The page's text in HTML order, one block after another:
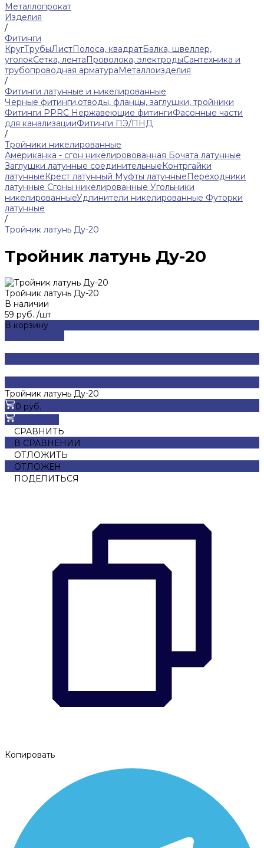
Металлопрокат
Изделия
/
Фитинги
КругТрубыЛистПолоса, квадратБалка, швеллер,
уголокСетка, лентаПроволока, электродыСантехника и
трубопроводная арматураМеталлоизделия
/
Фитинги латунные и никелированные
Черные фитинги,отводы, фланцы, заглушки, тройники
Фитинги PPRC Нержавеющие фитингиФасонные части
для канализацииФитинги ПЭ/ПНД
/
Тройники никелированные
Американка - сгон никелировованная Бочата латунные
Заглушки латунные соединительныеКонтргайки
латунныеКрест латунный Муфты латунныеПереходники
латунные Сгоны никелированные Угольники
никелированныеУдлинители никелированные Футорки
латунные
/
Тройник латунь Ду-20
Тройник латунь Ду-20
Тройник латунь Ду-20
В наличии
59 руб. /шт
В корзину
Тройник латунь Ду-20
0 руб.
СРАВНИТЬ
В СРАВНЕНИИ
ОТЛОЖИТЬ
ОТЛОЖЕН
ПОДЕЛИТЬСЯ
Копировать